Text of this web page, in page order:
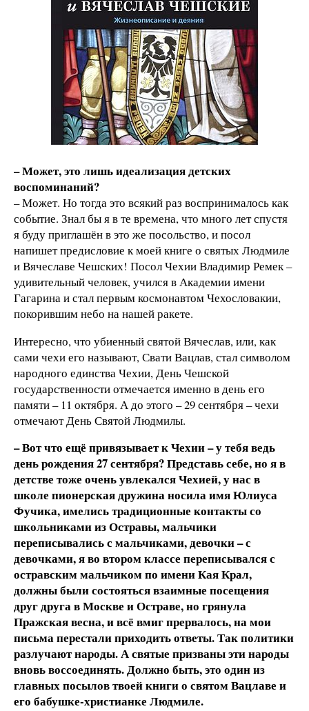
– Может, это лишь идеализация детских
воспоминаний?
– Может. Но тогда это всякий раз воспринималось как
событие. Знал бы я в те времена, что много лет спустя
я буду приглашён в это же посольство, и посол
напишет предисловие к моей книге о святых Людмиле
и Вячеславе Чешских! Посол Чехии Владимир Ремек –
удивительный человек, учился в Академии имени
Гагарина и стал первым космонавтом Чехословакии,
покорившим небо на нашей ракете.
Интересно, что убиенный святой Вячеслав, или, как
сами чехи его называют, Свати Вацлав, стал символом
народного единства Чехии, День Чешской
государственности отмечается именно в день его
памяти – 11 октября. А до этого – 29 сентября – чехи
отмечают День Святой Людмилы.
– Вот что ещё привязывает к Чехии – у тебя ведь
день рождения 27 сентября? Представь себе, но я в
детстве тоже очень увлекался Чехией, у нас в
школе пионерская дружина носила имя Юлиуса
Фучика, имелись традиционные контакты со
школьниками из Остравы, мальчики
переписывались с мальчиками, девочки – с
девочками, я во втором классе переписывался с
остравским мальчиком по имени Кая Крал,
должны были состояться взаимные посещения
друг друга в Москве и Остраве, но грянула
Пражская весна, и всё вмиг прервалось, на мои
письма перестали приходить ответы. Так политики
разлучают народы. А святые призваны эти народы
вновь воссоединять. Должно быть, это один из
главных посылов твоей книги о святом Вацлаве и
его бабушке-христианке Людмиле.